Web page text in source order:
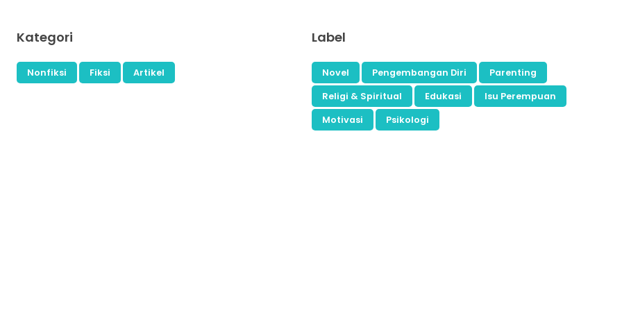
Kategori
Nonfiksi Fiksi Artikel
Label
Novel Pengembangan Diri
Parenting
Religi & Spiritual
Edukasi
Isu Perempuan
Motivasi
Psikologi